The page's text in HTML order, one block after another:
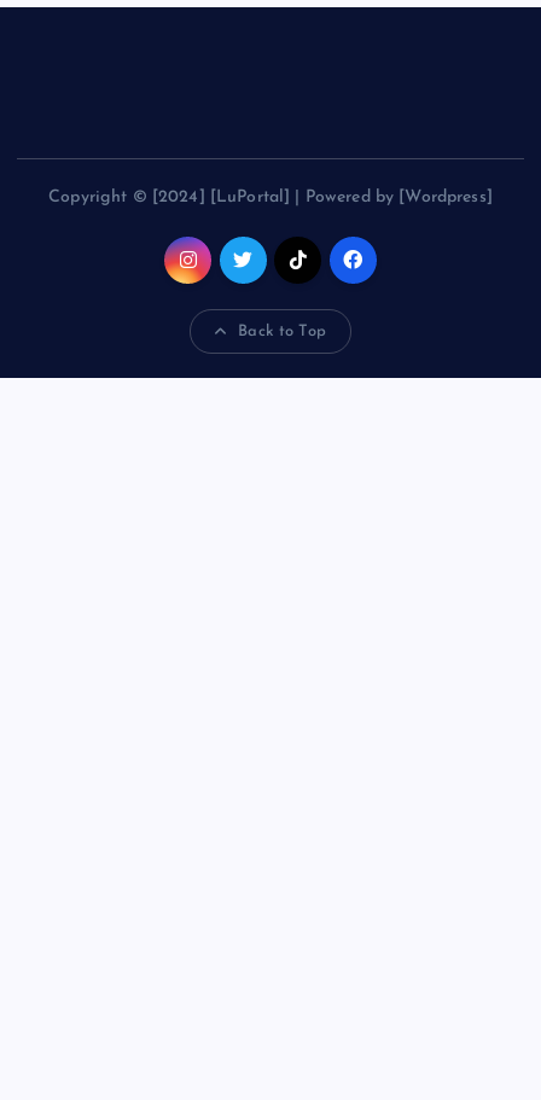
Copyright © [2024] [LuPortal] | Powered by [Wordpress]
Back to Top